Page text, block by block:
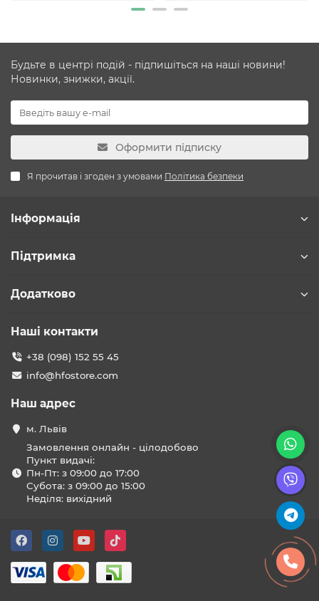
Будьте в центрі подій - підпишіться на наші новини!
Новинки, знижки, акції.
Оформити підписку
Я прочитав і згоден з умовами Політика безпеки
Інформація
Підтримка
Додатково
Наші контакти
+38 (098) 152 55 45
info@hfostore.com
Наш адрес
м. Львів
Замовлення онлайн - цілодобово
Пункт видачі:
Пн-Пт: з 09:00 до 17:00
Субота: з 09:00 до 15:00
Неділя: вихідний